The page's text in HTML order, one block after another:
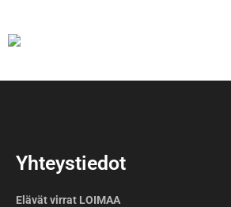
Yhteystiedot
Elävät virrat LOIMAA